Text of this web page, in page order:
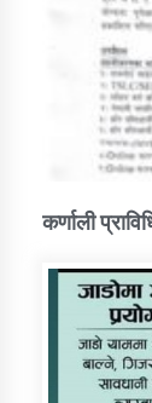
कर्णाली